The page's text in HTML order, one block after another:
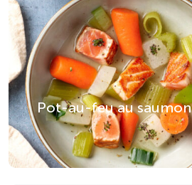
Pot-au-feu au saumon